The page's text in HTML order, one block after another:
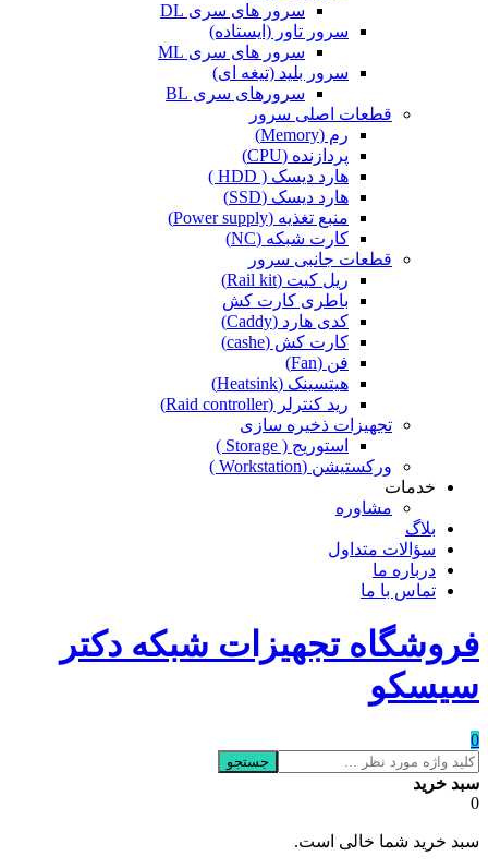
سرور های سری DL
سرور تاور (ایستاده)
سرور های سری ML
سرور بلید (تیغه ای)
سرورهای سری BL
قطعات اصلی سرور
رم (Memory)
پردازنده (CPU)
هارد دیسک ( HDD )
هارد دیسک (SSD)
منبع تغذیه (Power supply)
کارت شبکه (NC)
قطعات جانبی سرور
ریل کیت (Rail kit)
باطری کارت کش
کدی هارد (Caddy)
کارت کش (cashe)
فن (Fan)
هیتسینک (Heatsink)
رید کنترلر (Raid controller)
تجهیزات ذخیره سازی
استوریج ( Storage )
ورکستیشن (Workstation )
خدمات
مشاوره
بلاگ
سؤالات متداول
درباره ما
تماس با ما
فروشگاه تجهیزات شبکه دکتر
سیسکو
0
جستجو
سبد خرید
0
سبد خرید شما خالی است.